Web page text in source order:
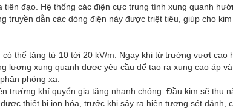
tiên đạo. Hệ thống các điện cực trung tính xung quanh
truyền dẫn các dòng điện này được triệt tiêu, giúp cho
thể tăng từ 10 tới 20 kV/m. Ngay khi từ trường vượt cao
lượng xung quanh được yêu cầu để tạo ra xung cao áp
phóng xạ.
trường khí quyển gia tăng nhanh chóng. Đầu kim sẽ thu
thiết bị ion hóa, trước khi sảy ra hiện tượng sét đánh,